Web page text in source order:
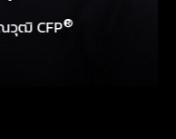
วุฒิ CFP®